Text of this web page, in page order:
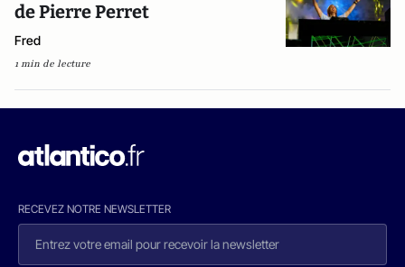
de Pierre Perret
Fred
1 min de lecture
RECEVEZ NOTRE NEWSLETTER